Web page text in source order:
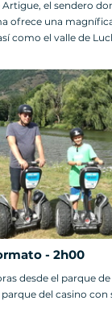
el sendero
ofrece una
como el valle de
- 2h00
desde el parque
del casino con